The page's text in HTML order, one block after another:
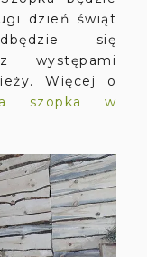
dzień świąt
się
występami
Więcej o
szopka w